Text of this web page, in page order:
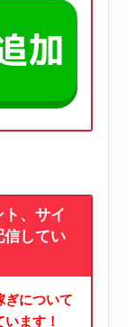
、サイ
信してい
ぎについて
ます！